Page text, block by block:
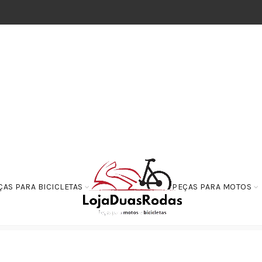
PARA BICICLETAS PEÇAS PARA MOTOS
125/150/160 – Twister 250 – Prata